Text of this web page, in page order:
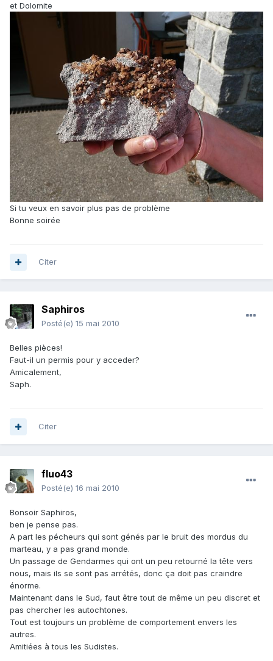
et Dolomite
Si tu veux en savoir plus pas de problème
Bonne soirée
Citer
Saphiros
Posté(e) 15 mai 2010
Belles pièces!
Faut-il un permis pour y acceder?
Amicalement,
Saph.
Citer
fluo43
Posté(e) 16 mai 2010
Bonsoir Saphiros,
ben je pense pas.
A part les pécheurs qui sont génés par le bruit des mordus du
marteau, y a pas grand monde.
Un passage de Gendarmes qui ont un peu retourné la tête vers
nous, mais ils se sont pas arrétés, donc ça doit pas craindre
énorme.
Maintenant dans le Sud, faut être tout de même un peu discret et
pas chercher les autochtones.
Tout est toujours un problème de comportement envers les
autres.
Amitiées à tous les Sudistes.